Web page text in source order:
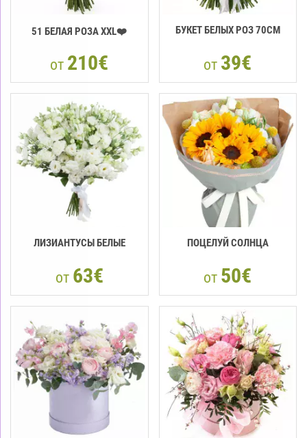
51 БЕЛАЯ РОЗА XXL❤️
от 210€
БУКЕТ БЕЛЫХ РОЗ 70СМ
от 39€
ЛИЗИАНТУСЫ БЕЛЫЕ
от 63€
ПОЦЕЛУЙ СОЛНЦА
от 50€